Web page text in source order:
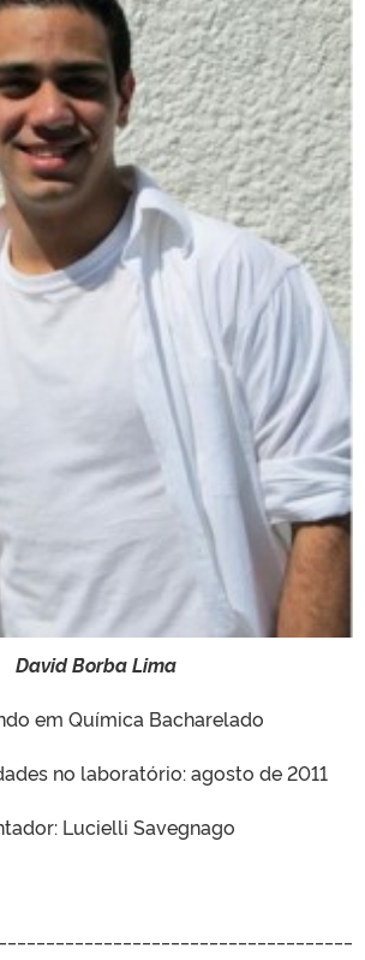
David Borba Lima
em Química Bacharelado
no laboratório: agosto de 2011
Lucielli Savegnago